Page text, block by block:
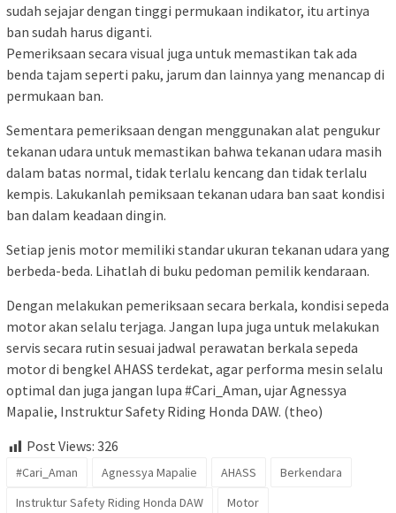
sudah sejajar dengan tinggi permukaan indikator, itu artinya
ban sudah harus diganti.
Pemeriksaan secara visual juga untuk memastikan tak ada
benda tajam seperti paku, jarum dan lainnya yang menancap di
permukaan ban.
Sementara pemeriksaan dengan menggunakan alat pengukur
tekanan udara untuk memastikan bahwa tekanan udara masih
dalam batas normal, tidak terlalu kencang dan tidak terlalu
kempis. Lakukanlah pemiksaan tekanan udara ban saat kondisi
ban dalam keadaan dingin.
Setiap jenis motor memiliki standar ukuran tekanan udara yang
berbeda-beda. Lihatlah di buku pedoman pemilik kendaraan.
Dengan melakukan pemeriksaan secara berkala, kondisi sepeda
motor akan selalu terjaga. Jangan lupa juga untuk melakukan
servis secara rutin sesuai jadwal perawatan berkala sepeda
motor di bengkel AHASS terdekat, agar performa mesin selalu
optimal dan juga jangan lupa #Cari_Aman, ujar Agnessya
Mapalie, Instruktur Safety Riding Honda DAW. (theo)
Post Views: 326
#Cari_Aman Agnessya Mapalie AHASS
Berkendara
Instruktur Safety Riding Honda DAW
Motor